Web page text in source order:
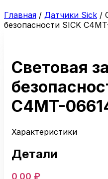
Главная / Датчики Sick /
безопасности SICK
Световая
C4MT-
Характеристики
Детали
0,00 ₽